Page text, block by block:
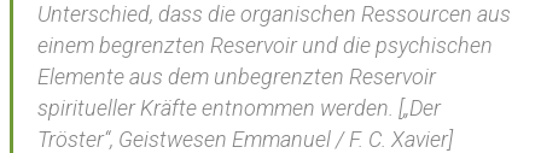
Unterschied, dass die organischen Ressourcen aus
einem begrenzten Reservoir und die psychischen
Elemente aus dem unbegrenzten Reservoir
spiritueller Kräfte entnommen werden. [„Der
Tröster“, Geistwesen Emmanuel / F. C. Xavier]